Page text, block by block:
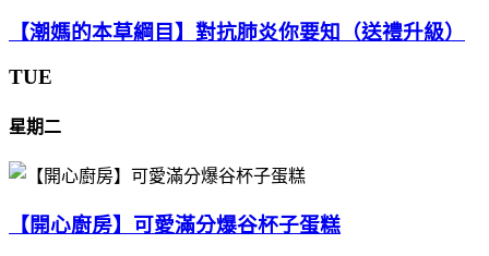
【潮媽的本草綱目】對抗肺炎你要知（送禮升級）
TUE
星期二
【開心廚房】可愛滿分爆谷杯子蛋糕